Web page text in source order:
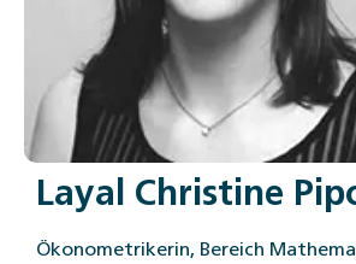
Layal Christine
Ökonometrikerin, Bereich